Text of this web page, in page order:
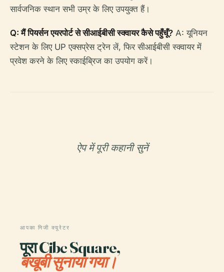
सार्वजनिक स्थान सभी उम्र के लिए उपयुक्त हैं।
Q: मैं पियर्सन एयरपोर्ट से सीआईबीसी स्क्वायर कैसे पहुँचूँ? A: यूनियन
स्टेशन के लिए UP एक्सप्रेस ट्रेन लें, फिर सीआईबीसी स्क्वायर में
प्रवेश करने के लिए स्काईब्रिज का उपयोग करें।
ऐप में पूरी कहानी सुनें
आपका निजी क्यूरेटर
पूरा Cibc Square,
बखूबी सुनाया गया।